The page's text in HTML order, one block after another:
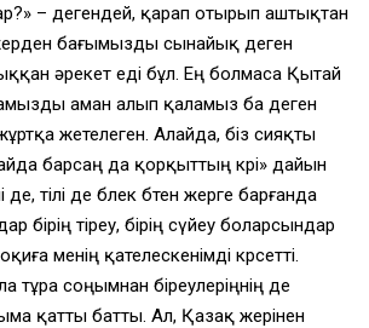
– дегендей, қарап отырып аштықтан
бағымызды сынайық деген
әрекет еді бұл. Ең болмаса Қытай
аман алып қаламыз ба деген
жетелеген. Алайда, біз сияқты
барсаң да қорқыттың көрі» дайын
тілі де бөлек бөтен жерге барғанда
бірің тіреу, бірің сүйеу боларсындар
менің қателескенімді көрсетті.
тұра соңымнан біреулеріңнің де
қатты батты. Ал, Қазақ жерінен